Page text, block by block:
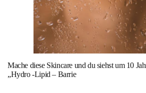
Mache diese Skincare und du siehst um 10
„Hydro -Lipid – Barrie